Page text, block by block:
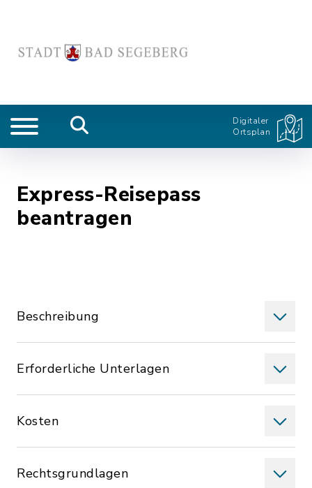
Digitaler
Ortsplan
Express-Reisepass
beantragen
Beschreibung
Erforderliche Unterlagen
Kosten
Rechtsgrundlagen